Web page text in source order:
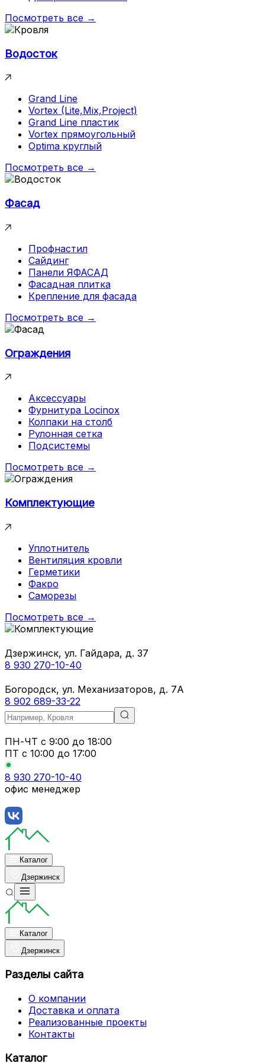
Посмотреть все →
Водосток
Grand Line
Vortex (Lite,Mix,Project)
Grand Line пластик
Vortex прямоугольный
Optima круглый
Посмотреть все →
Фасад
Профнастил
Сайдинг
Панели ЯФАСАД
Фасадная плитка
Крепление для фасада
Посмотреть все →
Ограждения
Аксессуары
Фурнитура Locinox
Колпаки на столб
Рулонная сетка
Подсистемы
Посмотреть все →
Комплектующие
Уплотнитель
Вентиляция кровли
Герметики
Факро
Саморезы
Посмотреть все →
Дзержинск, ул. Гайдара, д. 37
8 930 270-10-40
Богородск, ул. Механизаторов, д. 7А
8 902 689-33-22
ПН-ЧТ с 9:00 до 18:00
ПТ с 10:00 до 17:00
8 930 270-10-40
офис менеджер
Каталог
Дзержинск
Каталог
Дзержинск
Разделы сайта
О компании
Доставка и оплата
Реализованные проекты
Контакты
Каталог